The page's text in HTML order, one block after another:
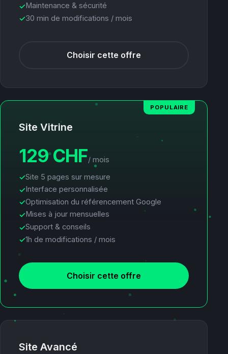
Maintenance & sécurité
30 min de modifications / mois
Choisir cette offre
POPULAIRE
Site Vitrine
129 CHF/ mois
Site 5 pages sur mesure
Interface personnalisée
Optimisation du référencement Google
Mises à jour mensuelles
Support & conseils
1h de modifications / mois
Choisir cette offre
Site Avancé